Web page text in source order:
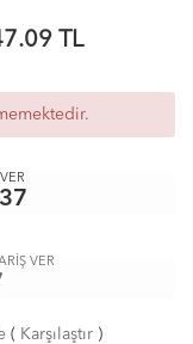
TL
VER
( Karşılaştır)